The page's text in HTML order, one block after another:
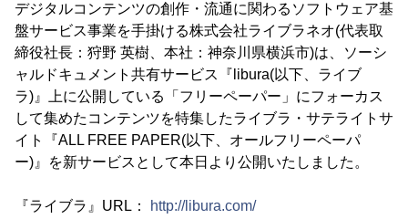
デジタルコンテンツの創作・流通に関わるソフトウェア基
盤サービス事業を手掛ける株式会社ライブラネオ(代表取
締役社長：狩野 英樹、本社：神奈川県横浜市)は、ソーシ
ャルドキュメント共有サービス『libura(以下、ライブ
ラ)』上に公開している「フリーペーパー」にフォーカス
して集めたコンテンツを特集したライブラ・サテライトサ
イト『ALL FREE PAPER(以下、オールフリーペーパ
ー)』を新サービスとして本日より公開いたしました。
『ライブラ』URL：
http://libura.com/